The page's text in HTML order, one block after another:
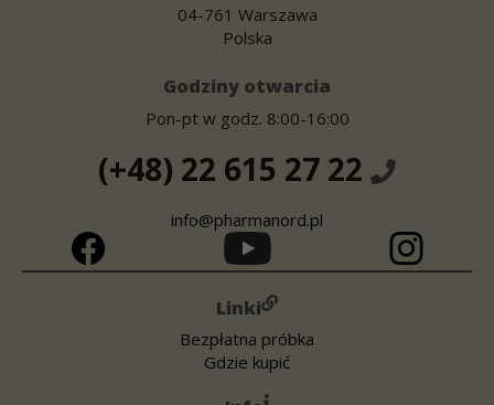
04-761 Warszawa
Polska
Godziny otwarcia
Pon-pt w godz. 8:00-16:00
(+48) 22 615 27 22
info@pharmanord.pl
Linki
Bezpłatna próbka
Gdzie kupić